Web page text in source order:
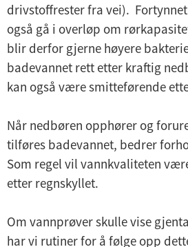
drivstoffrester fra vei).
også gå i overløp om
blir derfor gjerne høyere
badevannet rett etter kraftig
kan også være smitteførende
Når nedbøren opphører og
tilføres badevannet, bedrer
Som regel vil vannkvaliteten
etter regnskyllet.
Om vannprøver skulle vise
har vi rutiner for å følge opp